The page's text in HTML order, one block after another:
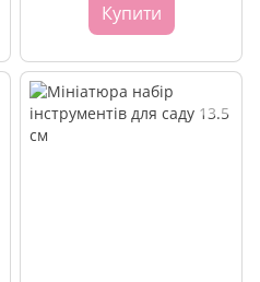
Купити